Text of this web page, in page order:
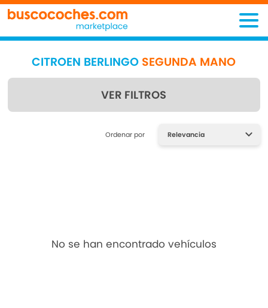
CITROEN BERLINGO SEGUNDA MANO
VER FILTROS
Encuentra lo que estás
Ordenar por
No se han encontrado vehículos